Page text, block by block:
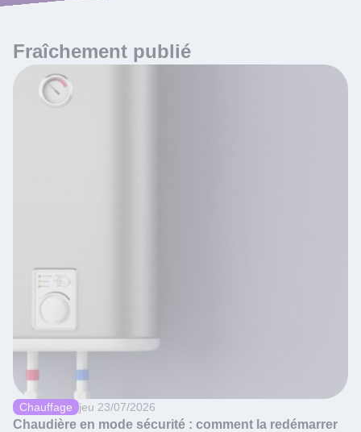
Fraîchement publié
Chauffage jeu 23/07/2026
Chaudière en mode sécurité : comment la redémarrer